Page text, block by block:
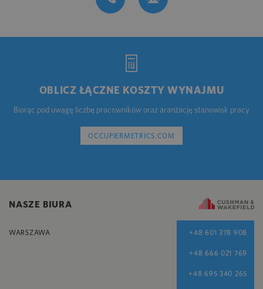
OBLICZ ŁĄCZNE KOSZTY WYNAJMU
Biorąc pod uwagę liczbę pracowników oraz aranżację stanowisk pracy
OCCUPIERMETRICS.COM
NASZE BIURA
WARSZAWA +48 601 378 908
+48 666 021 769
+48 695 340 265